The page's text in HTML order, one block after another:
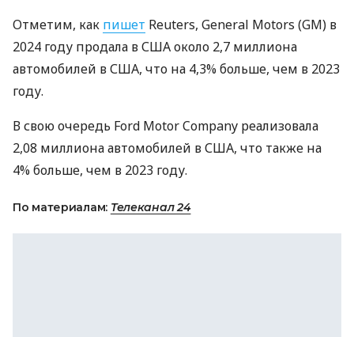
Отметим, как пишет Reuters, General Motors (GM) в
2024 году продала в США около 2,7 миллиона
автомобилей в США, что на 4,3% больше, чем в 2023
году.
В свою очередь Ford Motor Company реализовала
2,08 миллиона автомобилей в США, что также на
4% больше, чем в 2023 году.
По материалам: Телеканал 24